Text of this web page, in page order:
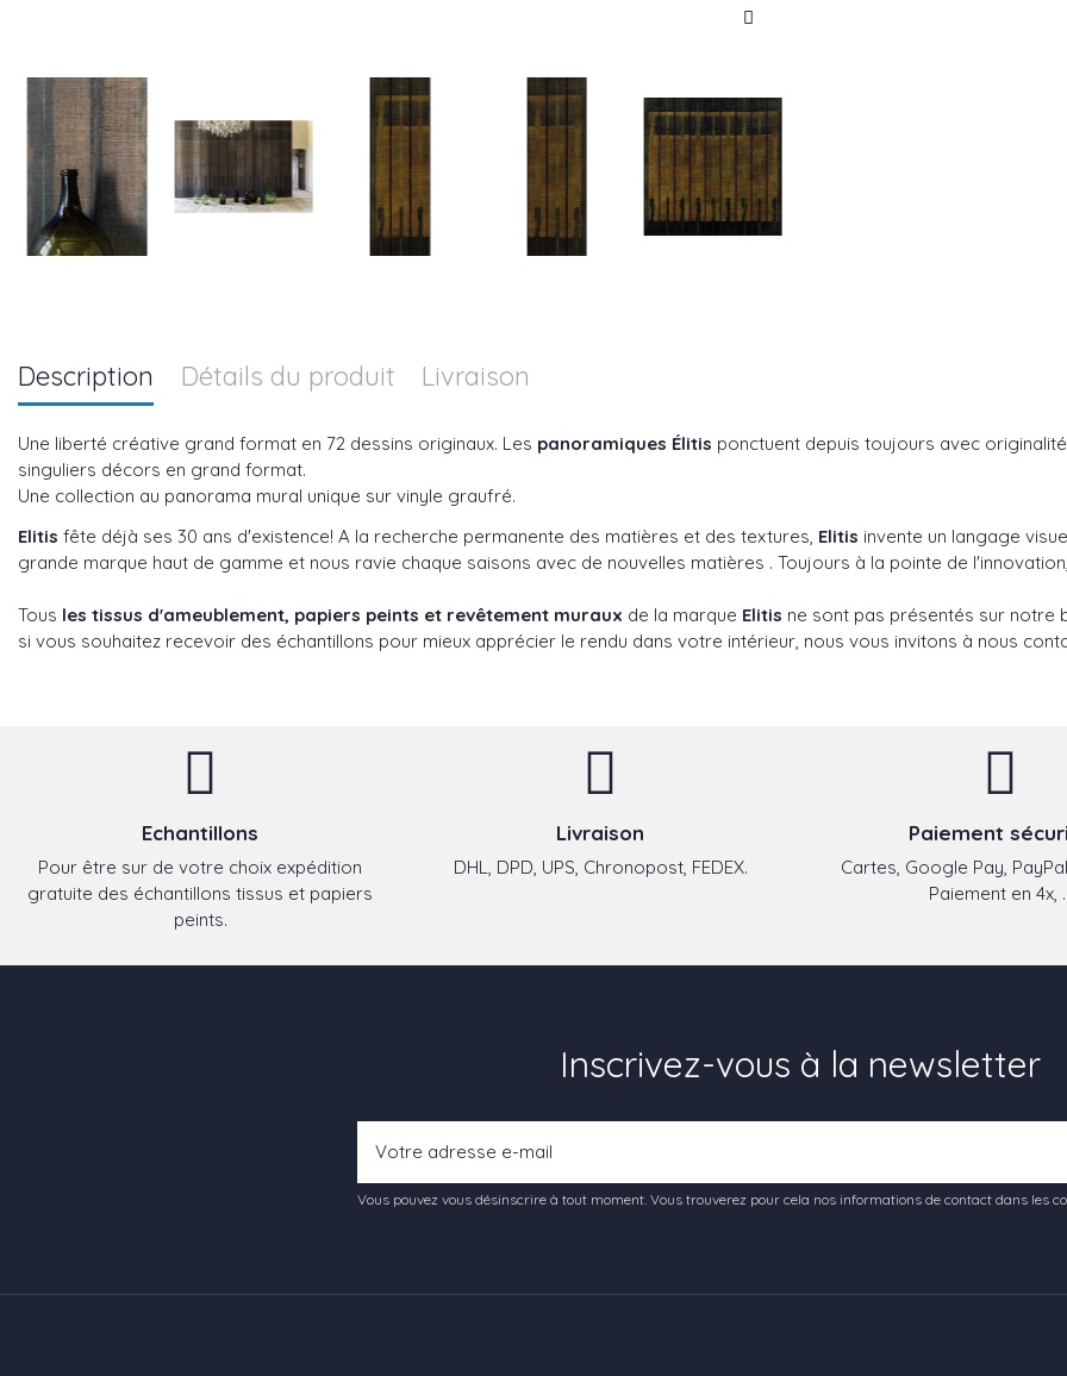
Description Détails du produit Livraison
Une liberté créative grand format en 72 dessins originaux. Les panoramiques Élitis ponctuent depuis toujours avec
singuliers décors en grand format.
Une collection au panorama mural unique sur vinyle graufré.
Elitis fête déjà ses 30 ans d'existence! A la recherche permanente des matières et des textures, Elitis invente un langage
grande marque haut de gamme et nous ravie chaque saisons avec de nouvelles matières . Toujours à la pointe de
Tous les tissus d'ameublement, papiers peints et revêtement muraux de la marque Elitis ne sont pas présentés sur notre
si vous souhaitez recevoir des échantillons pour mieux apprécier le rendu dans votre intérieur, nous vous invitons à nous
Echantillons
Pour être sur de votre choix expédition
gratuite des échantillons tissus et papiers
peints.
Livraison
DHL, DPD, UPS, Chronopost, FEDEX.
Paiement
Cartes, Google Pay,
Paiement en 4x,
Inscrivez-vous à la newsletter
Vous pouvez vous désinscrire à tout moment. Vous trouverez pour cela nos informations de contact dans les